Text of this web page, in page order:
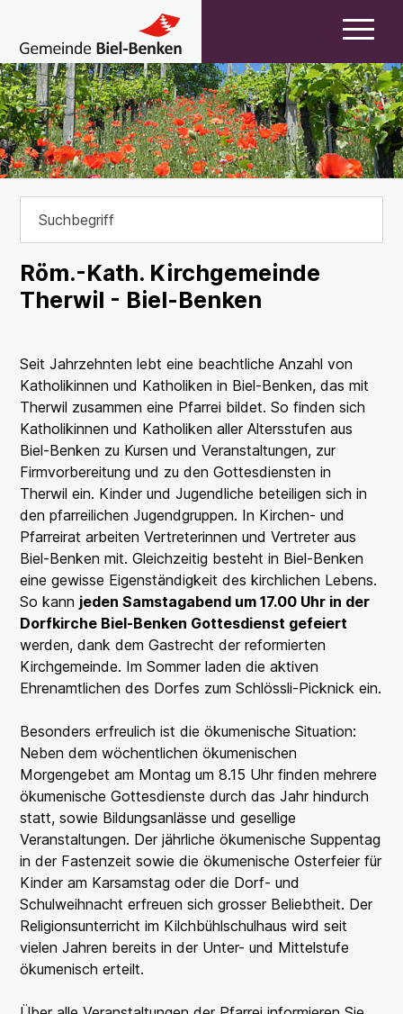
Navigieren in Biel-
Schnellnavigation
Röm.-Kath. Kirchgemeinde
Therwil - Biel-Benken
Seit Jahrzehnten lebt eine beachtliche Anzahl von
Katholikinnen und Katholiken in Biel-Benken, das mit
Therwil zusammen eine Pfarrei bildet. So finden sich
Katholikinnen und Katholiken aller Altersstufen aus
Biel-Benken zu Kursen und Veranstaltungen, zur
Firmvorbereitung und zu den Gottesdiensten in
Therwil ein. Kinder und Jugendliche beteiligen sich in
den pfarreilichen Jugendgruppen. In Kirchen- und
Pfarreirat arbeiten Vertreterinnen und Vertreter aus
Biel-Benken mit. Gleichzeitig besteht in Biel-Benken
eine gewisse Eigenständigkeit des kirchlichen Lebens.
So kann jeden Samstagabend um 17.00 Uhr in der
Dorfkirche Biel-Benken Gottesdienst gefeiert
werden, dank dem Gastrecht der reformierten
Kirchgemeinde. Im Sommer laden die aktiven
Ehrenamtlichen des Dorfes zum Schlössli-Picknick ein.
Besonders erfreulich ist die ökumenische Situation:
Neben dem wöchentlichen ökumenischen
Morgengebet am Montag um 8.15 Uhr finden mehrere
ökumenische Gottesdienste durch das Jahr hindurch
statt, sowie Bildungsanlässe und gesellige
Veranstaltungen. Der jährliche ökumenische Suppentag
in der Fastenzeit sowie die ökumenische Osterfeier für
Kinder am Karsamstag oder die Dorf- und
Schulweihnacht erfreuen sich grosser Beliebtheit. Der
Religionsunterricht im Kilchbühlschulhaus wird seit
vielen Jahren bereits in der Unter- und Mittelstufe
ökumenisch erteilt.